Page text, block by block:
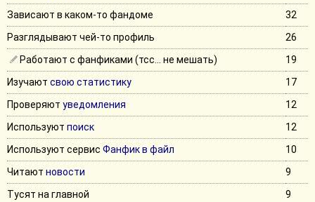
Зависают в каком-то фандоме
32
Разглядывают чей-то профиль
26
Работают с фанфиками (тсс... не мешать)
19
Изучают свою статистику
17
Проверяют уведомления
12
Используют поиск
12
Используют сервис Фанфик в файл
10
Читают новости
9
Тусят на главной
9